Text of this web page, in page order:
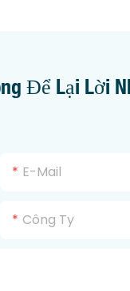
Để Lại Lời
E-Mail
Công Ty